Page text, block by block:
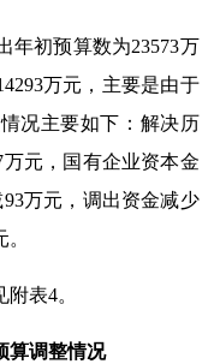
初预算数为23573万
万元，主要是由于
况主要如下：解决历
元，国有企业资本金
万元，调出资金减少
表4。
算调整情况